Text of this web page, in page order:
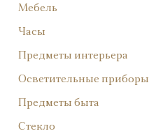
Мебель
Часы
Предметы интерьера
Осветительные приборы
Предметы быта
Стекло